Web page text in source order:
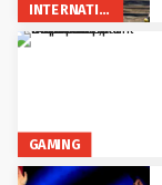
INTERNATIONAL
GAMING